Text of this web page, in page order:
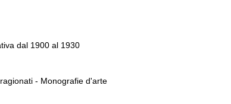
dal 1900 al 1930
- Monografie d'arte